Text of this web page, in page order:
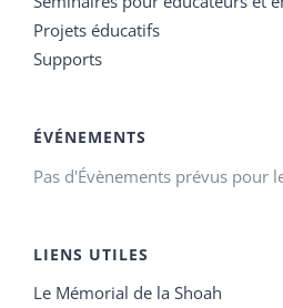
Projets éducatifs
Supports
ÉVÉNEMENTS
Pas d'Évènements prévus pour
LIENS UTILES
Le Mémorial de la Shoah